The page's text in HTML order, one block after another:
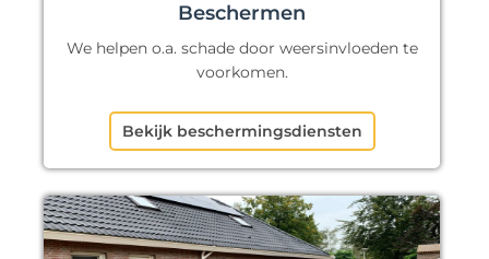
Beschermen
We helpen o.a. schade door weersinvloeden te
voorkomen.
Bekijk beschermingsdiensten